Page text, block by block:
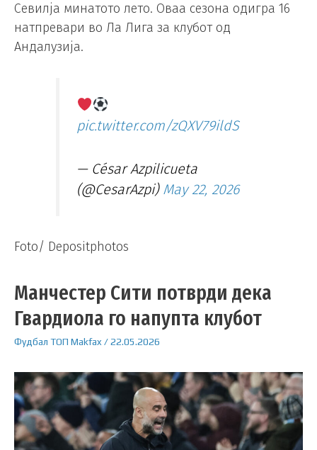
Севилја минатото лето. Оваа сезона одигра 16
натпревари во Ла Лига за клубот од
Андалузија.
pic.twitter.com/zQXV79ildS
— César Azpilicueta
(@CesarAzpi) May 22, 2026
Foto/ Depositphotos
Манчестер Сити потврди дека
Гвардиола го напупта клубот
Фудбал ТОП Makfax /22.05.2026